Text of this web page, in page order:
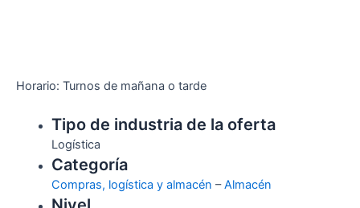
Horario: Turnos de mañana o tarde
Tipo de industria de la oferta
Logística
Categoría
Compras, logística y almacén –Almacén